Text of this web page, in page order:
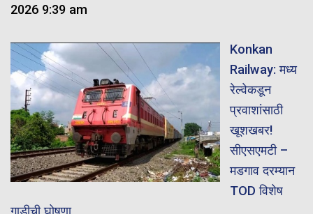
2026 9:39 am
Konkan
Railway: मध्य
रेल्वेकडून
प्रवाशांसाठी
खूशखबर!
सीएसएमटी –
मडगाव दरम्यान
TOD विशेष
गाडीची घोषणा